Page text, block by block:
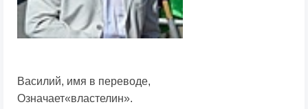
Василий, имя в переводе,
Означает«властелин».